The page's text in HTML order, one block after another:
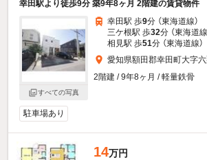
幸田駅より徒歩9分 築9年8ヶ月 2階建の賃貸物件
すべての写真
幸田駅 歩9分 （東海道線）
三ケ根駅 歩32分 （東海道線
相見駅 歩51分 （東海道線）
愛知県額田郡幸田町大字
2階建 / 9年8ヶ月 / 軽量鉄骨
駐車場あり
14万円